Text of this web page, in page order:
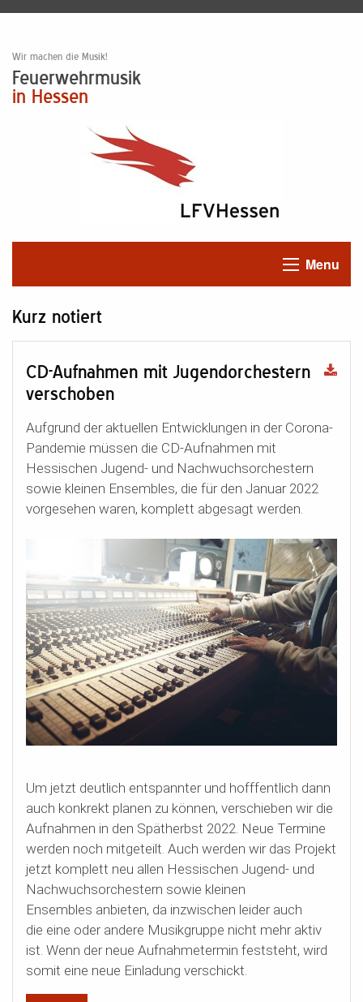
Wir machen die Musik!
Feuerwehrmusik
in Hessen
Menu
Kurz notiert
CD-Aufnahmen mit Jugendorchestern
verschoben
Aufgrund der aktuellen Entwicklungen in der Corona-
Pandemie müssen die CD-Aufnahmen mit
Hessischen Jugend- und Nachwuchsorchestern
sowie kleinen Ensembles, die für den Januar 2022
vorgesehen waren, komplett abgesagt werden.
Um jetzt deutlich entspannter und hofffentlich dann
auch konkrekt planen zu können, verschieben wir die
Aufnahmen in den Spätherbst 2022. Neue Termine
werden noch mitgeteilt. Auch werden wir das Projekt
jetzt komplett neu allen Hessischen Jugend- und
Nachwuchsorchestern sowie kleinen
Ensembles anbieten, da inzwischen leider auch
die eine oder andere Musikgruppe nicht mehr aktiv
ist. Wenn der neue Aufnahmetermin feststeht, wird
somit eine neue Einladung verschickt.